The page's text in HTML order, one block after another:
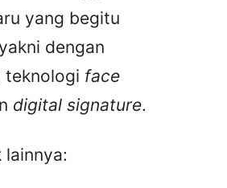
yang begitu
dengan
teknologi face
digital signature.
lainnya: